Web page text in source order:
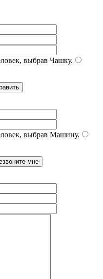
выбрав Чашку.
выбрав Машину.